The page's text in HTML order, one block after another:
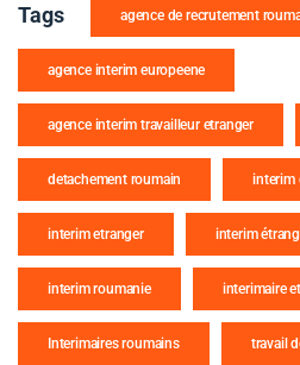
Tags agence de recrutement
agence interim europeene
agence interim travailleur etranger
detachement roumain interim
interim etranger interim
interim roumanie interimaire
Interimaires roumains travail